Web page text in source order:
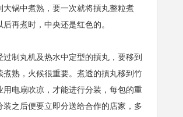
大锅中煮熟，要一次就将摃丸整粒煮
再煮时，中央还是红色的。
过制丸机及热水中定型的摃丸，要移到
煮熟，火候很重要。煮透的摃丸移到竹
用电扇吹凉，才能进行分装，每包的重
装之后便要立即分送给合作的店家，多